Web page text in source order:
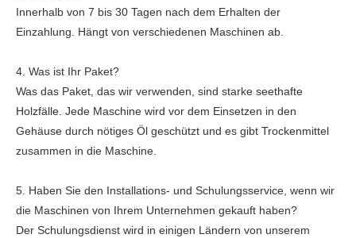
Innerhalb von 7 bis 30 Tagen nach dem Erhalten der
Einzahlung. Hängt von verschiedenen Maschinen ab.
4. Was ist Ihr Paket?
Was das Paket, das wir verwenden, sind starke seethafte
Holzfälle. Jede Maschine wird vor dem Einsetzen in den
Gehäuse durch nötiges Öl geschützt und es gibt Trockenmittel
zusammen in die Maschine.
5. Haben Sie den Installations- und Schulungsservice, wenn wir
die Maschinen von Ihrem Unternehmen gekauft haben?
Der Schulungsdienst wird in einigen Ländern von unserem